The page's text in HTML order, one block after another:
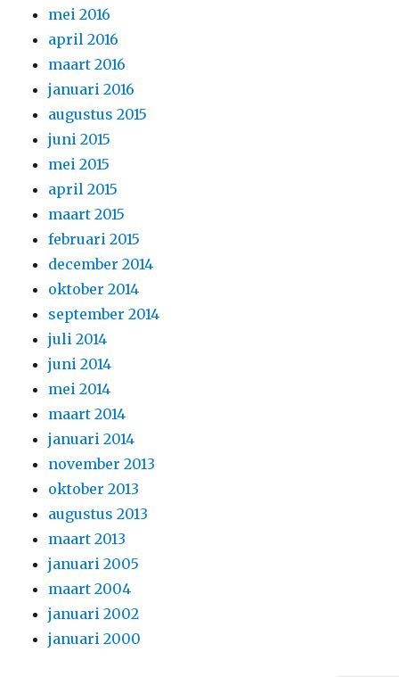
mei 2016
april 2016
maart 2016
januari 2016
augustus 2015
juni 2015
mei 2015
april 2015
maart 2015
februari 2015
december 2014
oktober 2014
september 2014
juli 2014
juni 2014
mei 2014
maart 2014
januari 2014
november 2013
oktober 2013
augustus 2013
maart 2013
januari 2005
maart 2004
januari 2002
januari 2000